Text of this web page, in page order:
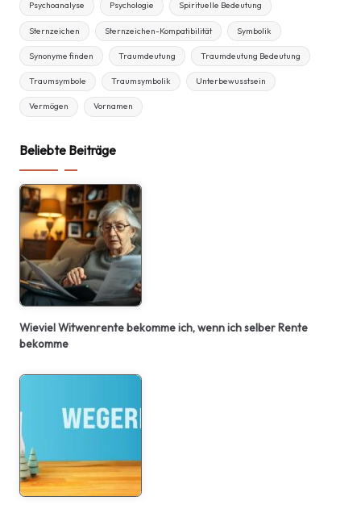
Psychoanalyse Psychologie Spirituelle Bedeutung
Sternzeichen Sternzeichen-Kompatibilität Symbolik
Synonyme finden Traumdeutung Traumdeutung Bedeutung
Traumsymbole Traumsymbolik Unterbewusstsein
Vermögen Vornamen
Beliebte Beiträge
Wieviel Witwenrente bekomme ich, wenn ich selber Rente
bekomme